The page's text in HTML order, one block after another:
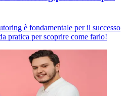
è fondamentale per il successo
pratica per scoprire come farlo!